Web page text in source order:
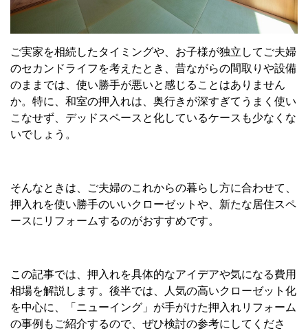
ご実家を相続したタイミングや、お子様が独立してご夫婦
のセカンドライフを考えたとき、昔ながらの間取りや設備
のままでは、使い勝手が悪いと感じることはありません
か。特に、和室の押入れは、奥行きが深すぎてうまく使い
こなせず、デッドスペースと化しているケースも少なくな
いでしょう。
そんなときは、ご夫婦のこれからの暮らし方に合わせて、
押入れを使い勝手のいいクローゼットや、新たな居住スペ
ースにリフォームするのがおすすめです。
この記事では、押入れを具体的なアイデアや気になる費用
相場を解説します。後半では、人気の高いクローゼット化
を中心に、「ニューイング」が手がけた押入れリフォーム
の事例もご紹介するので、ぜひ検討の参考にしてくださ